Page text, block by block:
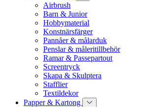
Airbrush
Barn & Junior
Hobbymaterial
Konstnärsfärger
Pannåer & målarduk
Penslar & måleritillbehör
Ramar & Passepartout
Screentryck
Skapa & Skulptera
Stafflier
Textildekor
Papper & Kartong